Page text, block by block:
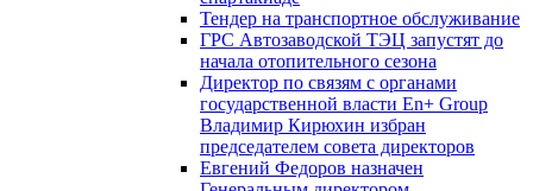
Тендер на транспортное обслуживание
ГРС Автозаводской ТЭЦ запустят до
начала отопительного сезона
Директор по связям с органами
государственной власти En+ Group
Владимир Кирюхин избран
председателем совета директоров
Евгений Федоров назначен